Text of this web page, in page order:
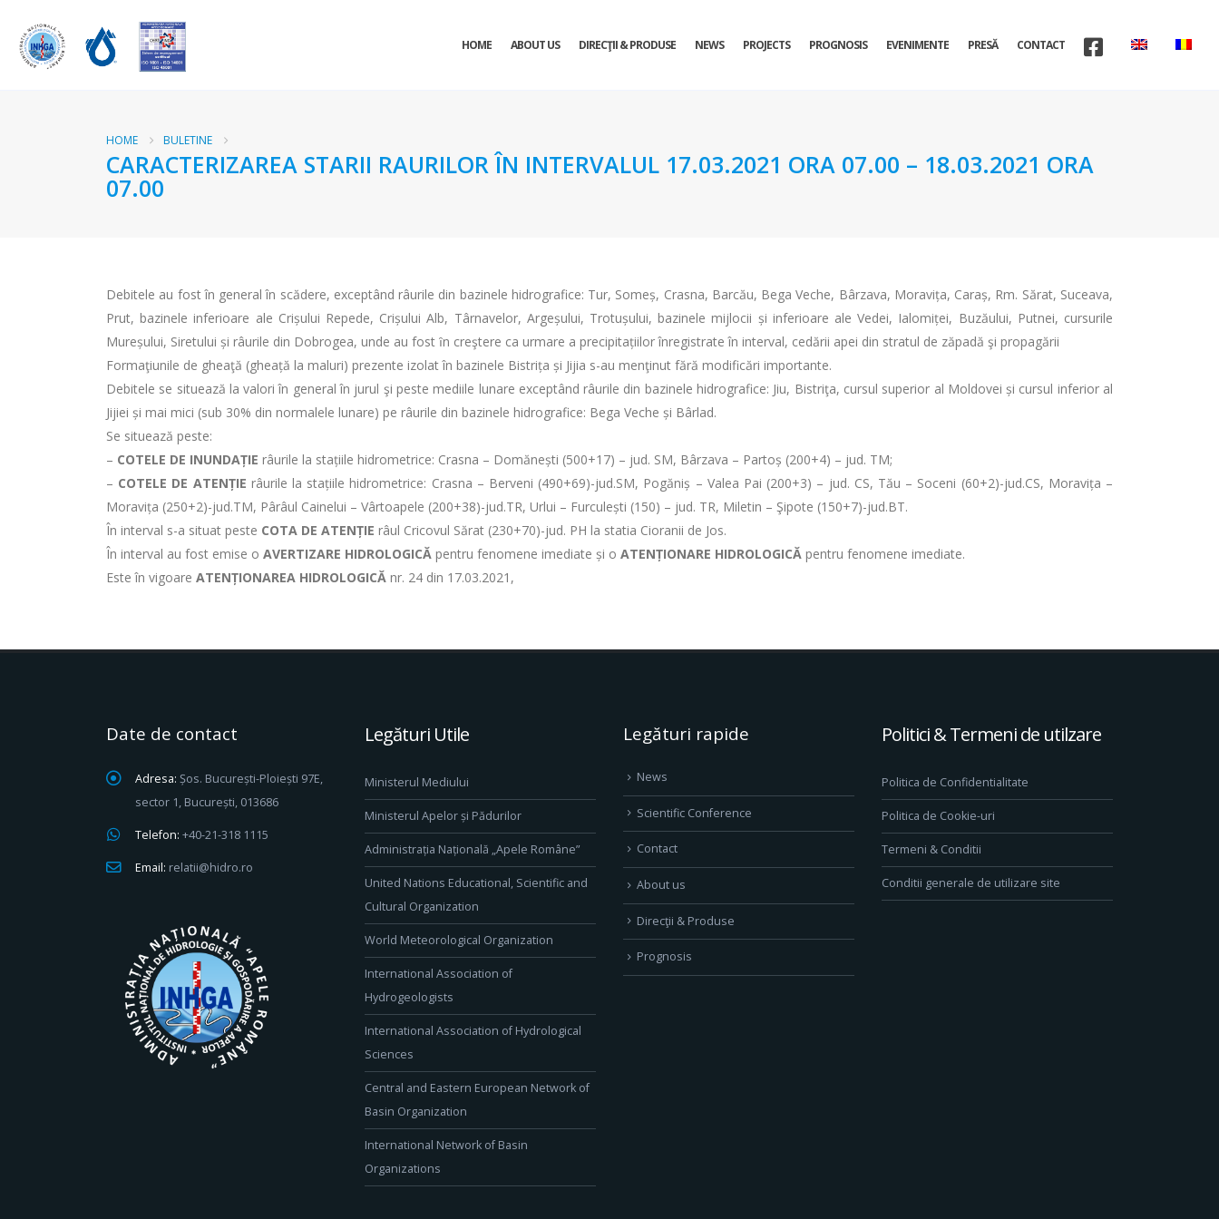
HOME ABOUT US DIRECŢII & PRODUSE NEWS PROJECTS PROGNOSIS EVENIMENTE PRESĂ CONTACT
HOME BULETINE
CARACTERIZAREA STARII RAURILOR ÎN INTERVALUL 17.03.2021 ORA 07.00 – 18.03.2021 ORA
07.00
Debitele au fost în general în scădere, exceptând râurile din bazinele hidrografice: Tur, Someș, Crasna, Barcău, Bega Veche, Bârzava, Moravița, Caraș, Rm. Sărat, Suceava,
Prut, bazinele inferioare ale Crișului Repede, Crișului Alb, Târnavelor, Argeșului, Trotușului, bazinele mijlocii și inferioare ale Vedei, Ialomiței, Buzăului, Putnei, cursurile
Mureșului, Siretului și râurile din Dobrogea, unde au fost ȋn creştere ca urmare a precipitațiilor înregistrate în interval, cedării apei din stratul de zăpadă şi propagării
Formaţiunile de gheaţă (gheață la maluri) prezente izolat în bazinele Bistrița și Jijia s-au menţinut fără modificări importante.
Debitele se situează la valori în general în jurul şi peste mediile lunare exceptând râurile din bazinele hidrografice: Jiu, Bistriţa, cursul superior al Moldovei și cursul inferior al
Jijiei și mai mici (sub 30% din normalele lunare) pe râurile din bazinele hidrografice: Bega Veche și Bârlad.
Se situează peste:
– COTELE DE INUNDAȚIE râurile la stațiile hidrometrice: Crasna – Domănești (500+17) – jud. SM, Bârzava – Partoș (200+4) – jud. TM;
– COTELE DE ATENȚIE râurile la stațiile hidrometrice: Crasna – Berveni (490+69)-jud.SM, Pogăniș – Valea Pai (200+3) – jud. CS, Tău – Soceni (60+2)-jud.CS, Moravița –
Moravița (250+2)-jud.TM, Pârâul Cainelui – Vârtoapele (200+38)-jud.TR, Urlui – Furculești (150) – jud. TR, Miletin – Şipote (150+7)-jud.BT.
În interval s-a situat peste COTA DE ATENȚIE râul Cricovul Sărat (230+70)-jud. PH la statia Cioranii de Jos.
În interval au fost emise o AVERTIZARE HIDROLOGICĂ pentru fenomene imediate și o ATENȚIONARE HIDROLOGICĂ pentru fenomene imediate.
Este în vigoare ATENȚIONAREA HIDROLOGICĂ nr. 24 din 17.03.2021,
Date de contact
Adresa: Șos. București-Ploiești 97E,
sector 1, București, 013686
Telefon: +40-21-318 1115
Email: relatii@hidro.ro
Legături Utile
Ministerul Mediului
Ministerul Apelor și Pădurilor
Administrația Națională „Apele Române”
United Nations Educational, Scientific and
Cultural Organization
World Meteorological Organization
International Association of
Hydrogeologists
International Association of Hydrological
Sciences
Central and Eastern European Network of
Basin Organization
International Network of Basin
Organizations
Legături rapide
News
Scientific Conference
Contact
About us
Direcţii & Produse
Prognosis
Politici & Termeni de utilzare
Politica de Confidentialitate
Politica de Cookie-uri
Termeni & Conditii
Conditii generale de utilizare site